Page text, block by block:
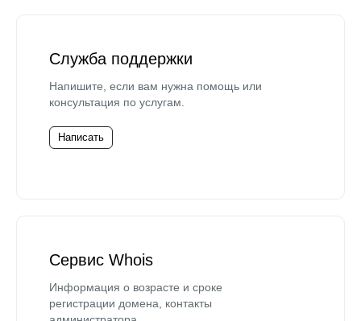
Служба поддержки
Напишите, если вам нужна помощь или
консультация по услугам.
Написать
Сервис Whois
Информация о возрасте и сроке
регистрации домена, контакты